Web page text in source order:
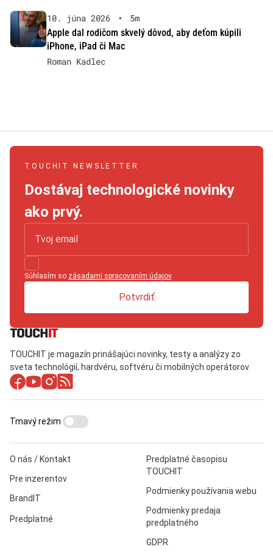
10. júna 2026 •
5m
Apple dal rodičom skvelý dôvod, aby deťom kúpili
iPhone, iPad či Mac
Roman Kadlec
TOUCHIT NEWSLETTER
Dostávaj technologické novinky
ako prvý.
Súhlasím so zásadami spracovaním údajov.
Potvrdiť
TOUCHIT je magazín prinášajúci novinky, testy a analýzy zo
sveta technológií, hardvéru, softvéru či mobilných operátorov.
O nás / Kontakt
Pre inzerentov
BrandIT
Predplatné
Predplatné časopisu
TOUCHIT
Podmienky používania webu
Podmienky predaja
predplatného
GDPR
Tmavý režim